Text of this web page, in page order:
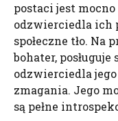
postaci jest
odzwierciedla ich
społeczne tło. Na
bohater,
odzwierciedla
zmagania. Jego
są pełne